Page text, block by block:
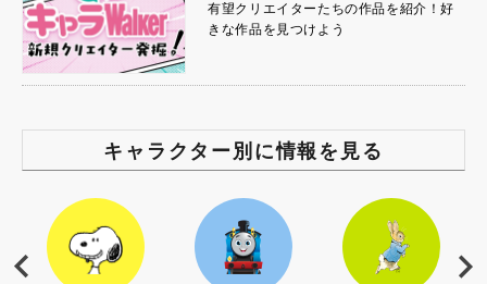
有望クリエイターたちの作品を紹介！好
きな作品を見つけよう
キャラクター別に情報を見る